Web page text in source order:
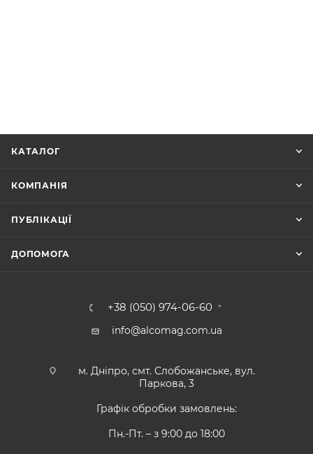
КАТАЛОГ
КОМПАНІЯ
ПУБЛІКАЦІЇ
ДОПОМОГА
+38 (050) 974-06-60
info@alcomag.com.ua
м. Дніпро, смт. Слобожанське, вул.
Паркова, 3
Графік обробки замовлень:
Пн.-Пт. – з 9:00 до 18:00